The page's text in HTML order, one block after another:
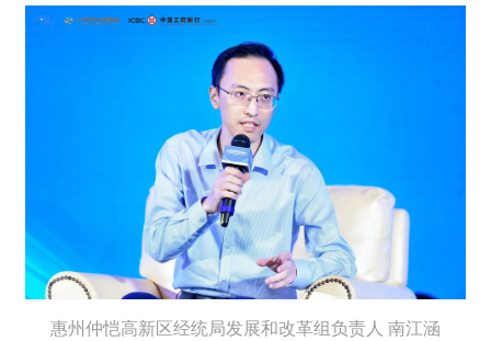
惠州仲恺高新区经统局发展和改革组负责人 南江涵